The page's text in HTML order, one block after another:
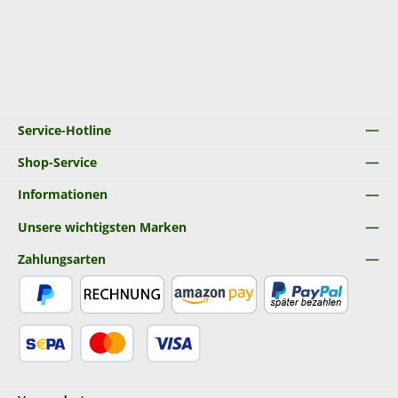
Service-Hotline
Shop-Service
Informationen
Unsere wichtigsten Marken
Zahlungsarten